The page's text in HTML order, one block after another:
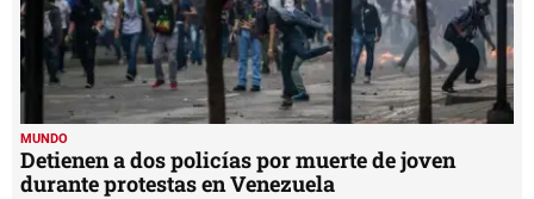
MUNDO
Detienen a dos policías por muerte de joven
durante protestas en Venezuela